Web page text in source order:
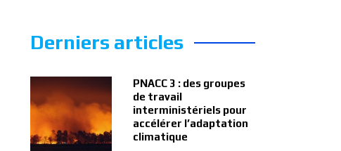
Derniers articles
PNACC 3 : des groupes
de travail
interministériels pour
accélérer l’adaptation
climatique